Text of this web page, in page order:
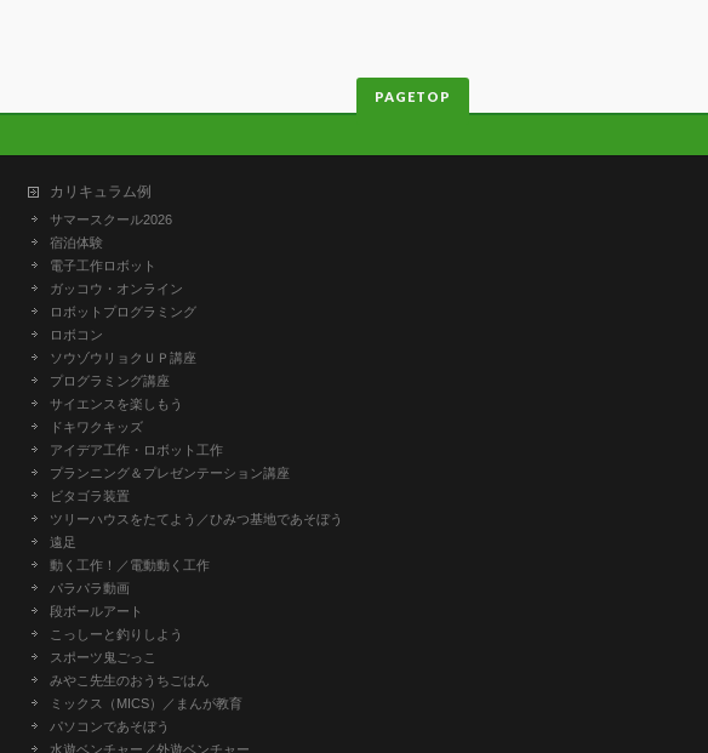
PAGETOP
カリキュラム例
サマースクール2026
宿泊体験
電子工作ロボット
ガッコウ・オンライン
ロボットプログラミング
ロボコン
ソウゾウリョクＵＰ講座
プログラミング講座
サイエンスを楽しもう
ドキワクキッズ
アイデア工作・ロボット工作
プランニング＆プレゼンテーション講座
ビタゴラ装置
ツリーハウスをたてよう／ひみつ基地であそぼう
遠足
動く工作！／電動動く工作
パラパラ動画
段ボールアート
こっしーと釣りしよう
スポーツ鬼ごっこ
みやこ先生のおうちごはん
ミックス（MICS）／まんが教育
パソコンであそぼう
水遊ベンチャー／外遊ベンチャー